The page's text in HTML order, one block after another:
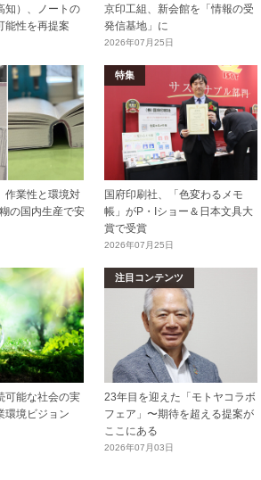
知）、ノートの
能性を再提案
京印工組、新会館を「情報の受
発信基地」に
2026年07月25日
作業性と環境対
の国内生産で安
特集
国府印刷社、「色変わるメモ
帳」がP・Iショー＆日本文具大
賞で受賞
2026年07月25日
可能な社会の実
環境ビジョン
注目コンテンツ
23年目を迎えた「モトヤコラボ
フェア」〜期待を超える提案が
ここにある
2026年07月03日